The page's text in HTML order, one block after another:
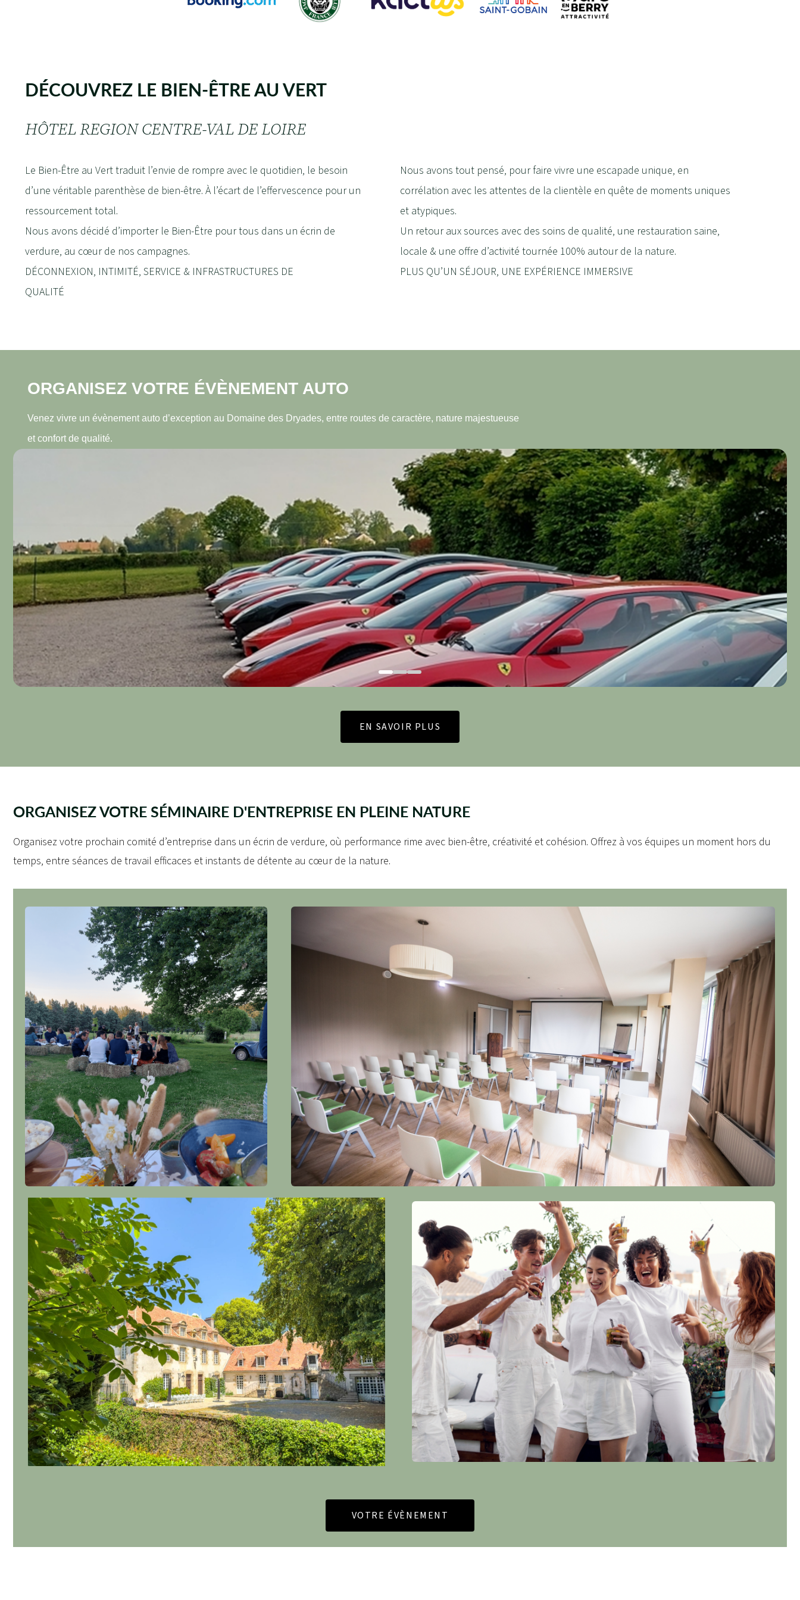
DÉCOUVREZ LE BIEN-ÊTRE AU VERT
HÔTEL REGION CENTRE-VAL DE LOIRE
Le Bien-Être au Vert traduit l’envie de rompre avec le quotidien, le besoin
d’une véritable parenthèse de bien-être. À l’écart de l’effervescence pour un
ressourcement total.
Nous avons décidé d’importer le Bien-Être pour tous dans un écrin de
verdure, au cœur de nos campagnes.
DÉCONNEXION, INTIMITÉ, SERVICE & INFRASTRUCTURES DE
QUALITÉ
Nous avons tout pensé, pour faire vivre une escapade unique, en
corrélation avec les attentes de la clientèle en quête de moments uniques
et atypiques.
Un retour aux sources avec des soins de qualité, une restauration saine,
locale & une offre d’activité tournée 100% autour de la nature.
PLUS QU’UN SÉJOUR, UNE EXPÉRIENCE IMMERSIVE
ORGANISEZ VOTRE ÉVÈNEMENT AUTO
Venez vivre un évènement auto d’exception au Domaine des Dryades, entre routes de caractère, nature majestueuse
et confort de qualité.
EN SAVOIR PLUS
ORGANISEZ VOTRE SÉMINAIRE D'ENTREPRISE EN PLEINE NATURE
Organisez votre prochain comité d’entreprise dans un écrin de verdure, où performance rime avec bien-être, créativité et cohésion. Offrez à vos équipes un moment hors du
temps, entre séances de travail efficaces et instants de détente au cœur de la nature.
VOTRE ÉVÈNEMENT